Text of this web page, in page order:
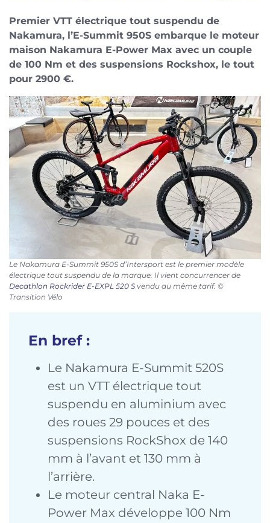
Premier VTT électrique tout suspendu de
Nakamura, l’E-Summit 950S embarque le moteur
maison Nakamura E-Power Max avec un couple
de 100 Nm et des suspensions Rockshox, le tout
pour 2900 €.
Le Nakamura E-Summit 950S d’Intersport est le premier modèle
électrique tout suspendu de la marque. Il vient concurrencer de
Decathlon Rockrider E-EXPL 520 Svendu au même tarif. ©
Transition Vélo
En bref :
Le Nakamura E-Summit 520S
est un VTT électrique tout
suspendu en aluminium avec
des roues 29 pouces et des
suspensions RockShox de 140
mm à l’avant et 130 mm à
l’arrière.
Le moteur central Naka E-
Power Max développe 100 Nm